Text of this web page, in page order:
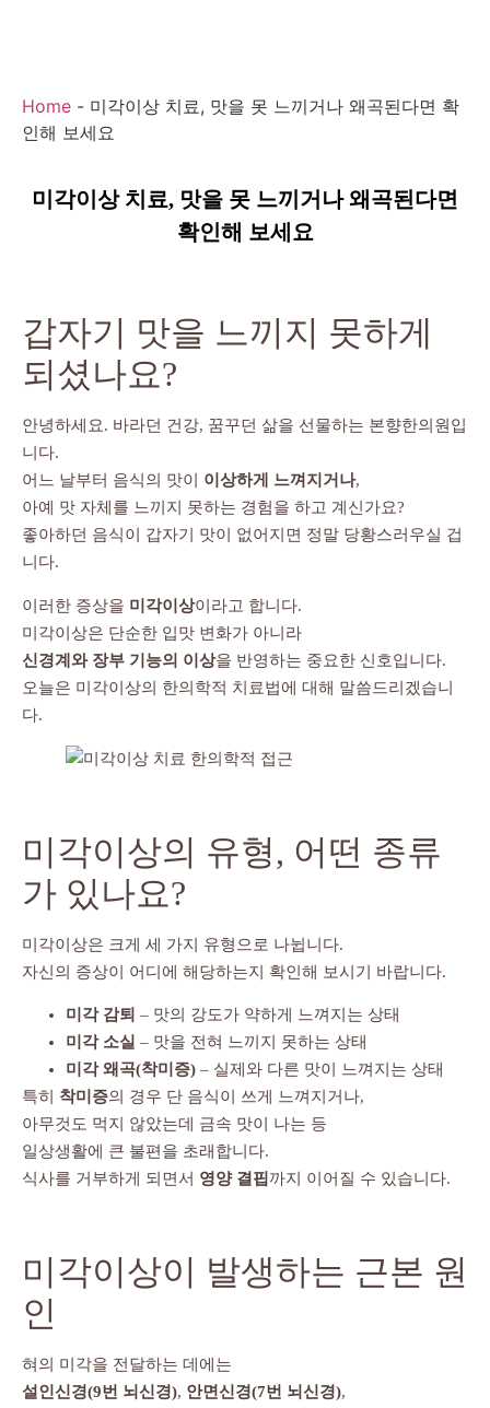
Home - 미각이상 치료, 맛을 못 느끼거나 왜곡된다면 확
인해 보세요
미각이상 치료, 맛을 못 느끼거나 왜곡된다면
확인해 보세요
갑자기 맛을 느끼지 못하게
되셨나요?
안녕하세요. 바라던 건강, 꿈꾸던 삶을 선물하는 본향한의원입
니다.
어느 날부터 음식의 맛이 이상하게 느껴지거나,
아예 맛 자체를 느끼지 못하는 경험을 하고 계신가요?
좋아하던 음식이 갑자기 맛이 없어지면 정말 당황스러우실 겁
니다.
이러한 증상을 미각이상이라고 합니다.
미각이상은 단순한 입맛 변화가 아니라
신경계와 장부 기능의 이상을 반영하는 중요한 신호입니다.
오늘은 미각이상의 한의학적 치료법에 대해 말씀드리겠습니
다.
미각이상의 유형, 어떤 종류
가 있나요?
미각이상은 크게 세 가지 유형으로 나뉩니다.
자신의 증상이 어디에 해당하는지 확인해 보시기 바랍니다.
미각 감퇴 – 맛의 강도가 약하게 느껴지는 상태
미각 소실 – 맛을 전혀 느끼지 못하는 상태
미각 왜곡(착미증) – 실제와 다른 맛이 느껴지는 상태
특히 착미증의 경우 단 음식이 쓰게 느껴지거나,
아무것도 먹지 않았는데 금속 맛이 나는 등
일상생활에 큰 불편을 초래합니다.
식사를 거부하게 되면서 영양 결핍 까지 이어질 수 있습니다.
미각이상이 발생하는 근본 원
인
혀의 미각을 전달하는 데에는
설인신경(9번 뇌신경), 안면신경(7번 뇌신경),